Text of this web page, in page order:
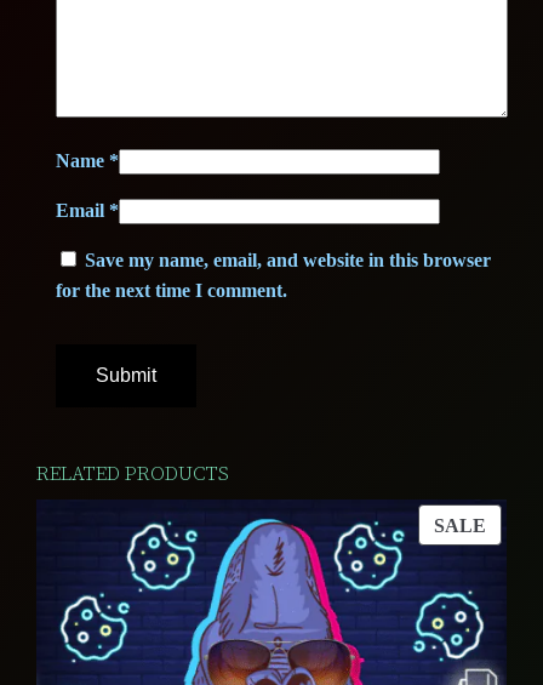
Name*
Email *
Save my name, email, and website in this browser
for the next time I comment.
RELATED PRODUCTS
SALE